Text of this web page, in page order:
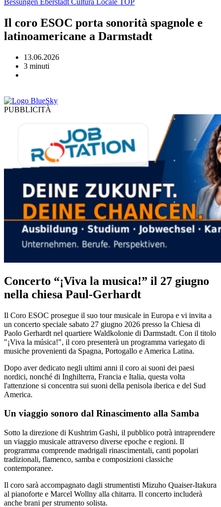
Bessungen Eberstadt Cultura Locale TOP
Il coro ESOC porta sonorità spagnole e
latinoamericane a Darmstadt
13.06.2026
3 minuti
PUBBLICITÀ
Concerto “¡Viva la musica!” il 27 giugno
nella chiesa Paul-Gerhardt
Il Coro ESOC prosegue il suo tour musicale in Europa e vi invita a
un concerto speciale sabato 27 giugno 2026 presso la Chiesa di
Paolo Gerhardt nel quartiere Waldkolonie di Darmstadt. Con il titolo
"¡Viva la música!", il coro presenterà un programma variegato di
musiche provenienti da Spagna, Portogallo e America Latina.
Dopo aver dedicato negli ultimi anni il coro ai suoni dei paesi
nordici, nonché di Inghilterra, Francia e Italia, questa volta
l'attenzione si concentra sui suoni della penisola iberica e del Sud
America.
Un viaggio sonoro dal Rinascimento alla Samba
Sotto la direzione di Kushtrim Gashi, il pubblico potrà intraprendere
un viaggio musicale attraverso diverse epoche e regioni. Il
programma comprende madrigali rinascimentali, canti popolari
tradizionali, flamenco, samba e composizioni classiche
contemporanee.
Il coro sarà accompagnato dagli strumentisti Mizuho Quaiser-Itakura
al pianoforte e Marcel Wollny alla chitarra. Il concerto includerà
anche brani per strumento solista.